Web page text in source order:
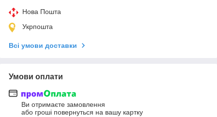
Нова Пошта
Укрпошта
Всі умови доставки
Умови оплати
Ви отримаєте замовлення
або гроші повернуться на вашу картку